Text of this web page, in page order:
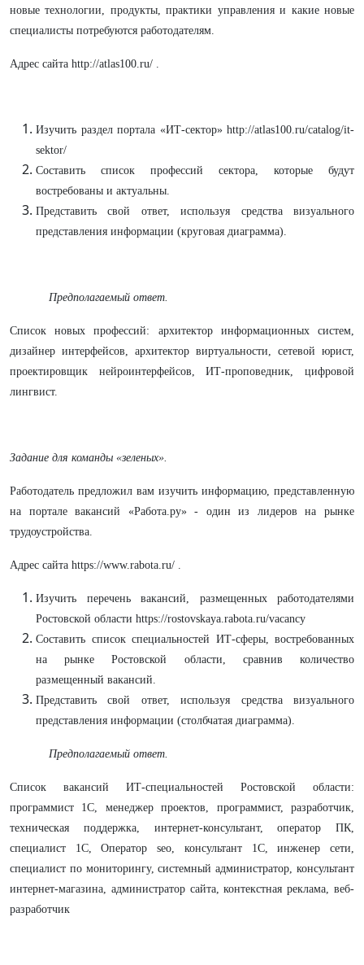
новые технологии, продукты, практики управления и какие новые
специалисты потребуются работодателям.
Адрес сайта http://atlas100.ru/ .
Изучить раздел портала «ИТ-сектор» http://atlas100.ru/catalog/it-
sektor/
Составить список профессий сектора, которые будут
востребованы и актуальны.
Представить свой ответ, используя средства визуального
представления информации (круговая диаграмма).
Предполагаемый ответ.
Список новых профессий:
архитектор информационных систем,
дизайнер интерфейсов, архитектор виртуальности, сетевой юрист,
проектировщик нейроинтерфейсов, ИТ-проповедник, цифровой
лингвист.
Задание для команды «зеленых».
Работодатель предложил вам изучить информацию, представленную
на портале вакансий «Работа.ру» - один из лидеров на рынке
трудоустройства.
Адрес сайта https://www.rabota.ru/ .
Изучить перечень вакансий, размещенных работодателями
Ростовской области https://rostovskaya.rabota.ru/vacancy
Составить список специальностей ИТ-сферы, востребованных
на рынке Ростовской области, сравнив количество
размещенный вакансий.
Представить свой ответ, используя средства визуального
представления информации (столбчатая диаграмма).
Предполагаемый ответ.
Список вакансий ИТ-специальностей Ростовской области:
программист 1С, менеджер проектов, программист, разработчик,
техническая поддержка, интернет-консультант, оператор ПК,
специалист 1С, Оператор seo, консультант 1С, инженер сети,
специалист по мониторингу, системный администратор, консультант
интернет-магазина, администратор сайта, контекстная реклама, веб-
разработчик